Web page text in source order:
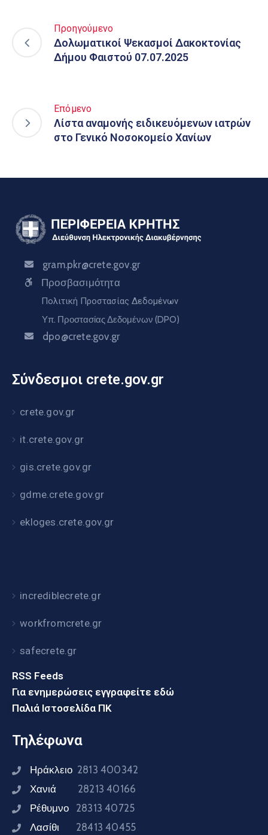
Προηγούμενο
Δολωματικοί Ψεκασμοί Δακοκτονίας
Δήμου Φαιστού 07.07.2025
Επόμενο
Λίστα αναμονής ειδικευόμενων ιατρών
στο Γενικό Νοσοκομείο Χανίων
gram.pkr@crete.gov.gr
Προσβασιμότητα
Πολιτική Προστασίας Δεδομένων
Υπ. Προστασίας Δεδομένων (DPO)
dpo@crete.gov.gr
Σύνδεσμοι crete.gov.gr
crete.gov.gr
it.crete.gov.gr
gis.crete.gov.gr
gdme.crete.gov.gr
ekloges.crete.gov.gr
incrediblecrete.gr
workfromcrete.gr
safecrete.gr
RSS Feeds
Για ενημερώσεις εγγραφείτε εδώ
Παλιά Ιστοσελίδα ΠΚ
Τηλέφωνα
Ηράκλειο 2813 400342
Χανιά 28213 40166
Ρέθυμνο 28313 40725
Λασίθι 28413 40455